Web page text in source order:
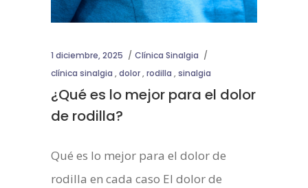
1 diciembre, 2025
Clínica Sinalgia
clínica sinalgia ,dolor,rodilla ,sinalgia
¿Qué es lo mejor para el dolor
de rodilla?
Qué es lo mejor para el dolor de
rodilla en cada caso El dolor de